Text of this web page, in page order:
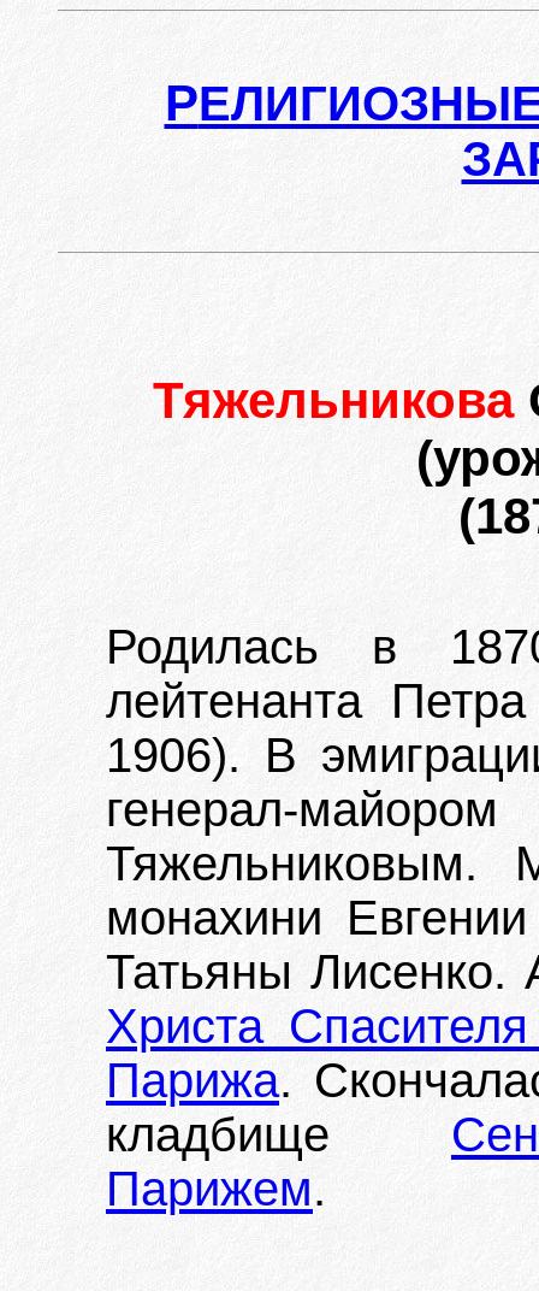
Р
Тяжельникова
Родилась в
лейтенанта
1906). В
генерал-
Тяжельниковым.
монахини
Татьяны Лисенко.
Христа
Парижа.
кладбище
Парижем.